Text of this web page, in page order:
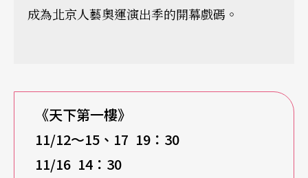
成為北京人藝奧運演出季的開幕戲碼。
《天下第一樓》
11/12～15、17 19：30
11/16 14 ：30